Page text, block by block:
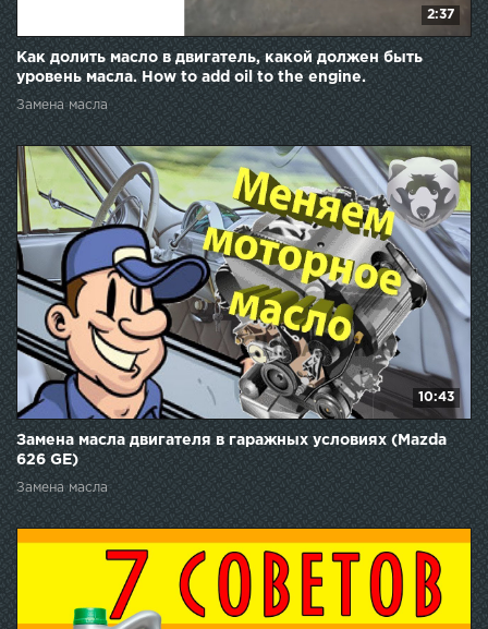
2:37
Как долить масло в двигатель, какой должен быть
уровень масла. How to add oil to the engine.
Замена масла
10:43
Замена масла двигателя в гаражных условиях (Mazda
626 GE)
Замена масла